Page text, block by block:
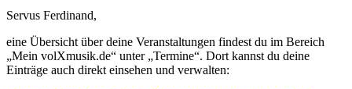
Servus Ferdinand,
eine Übersicht über deine Veranstaltungen findest du im Bereich
„Mein volXmusik.de“ unter „Termine“. Dort kannst du deine
Einträge auch direkt einsehen und verwalten: